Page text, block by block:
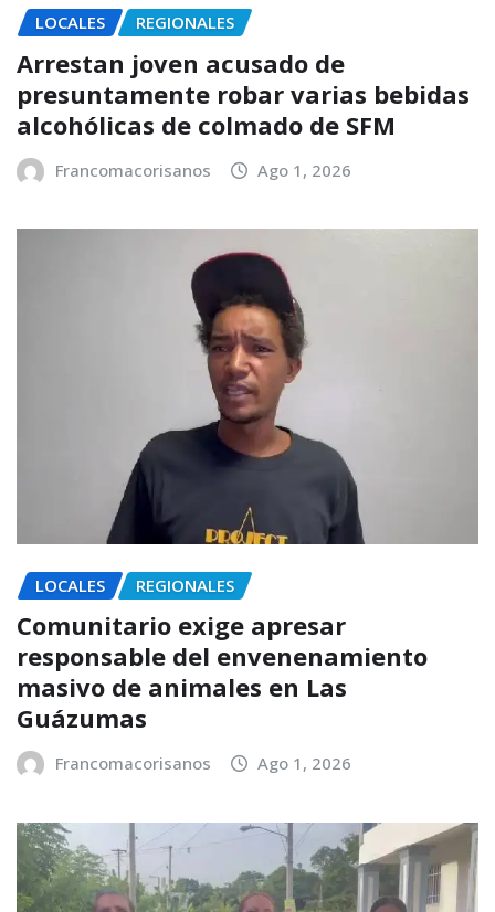
LOCALES REGIONALES
Arrestan joven acusado de
presuntamente robar varias bebidas
alcohólicas de colmado de SFM
Francomacorisanos Ago 1, 2026
LOCALES REGIONALES
Comunitario exige apresar
responsable del envenenamiento
masivo de animales en Las
Guázumas
Francomacorisanos Ago 1, 2026